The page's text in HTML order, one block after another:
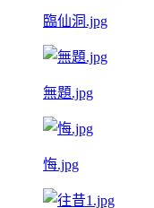
臨仙洞.jpg
無題.jpg
悔.jpg